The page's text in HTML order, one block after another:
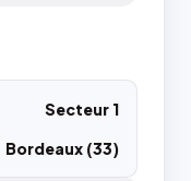
Secteur 1
Bordeaux (33)